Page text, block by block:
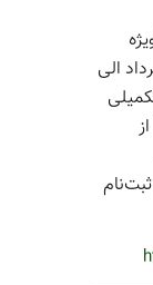
کارشناسی) در تاریخ ۲۶ مرداد الی
تکمیلی